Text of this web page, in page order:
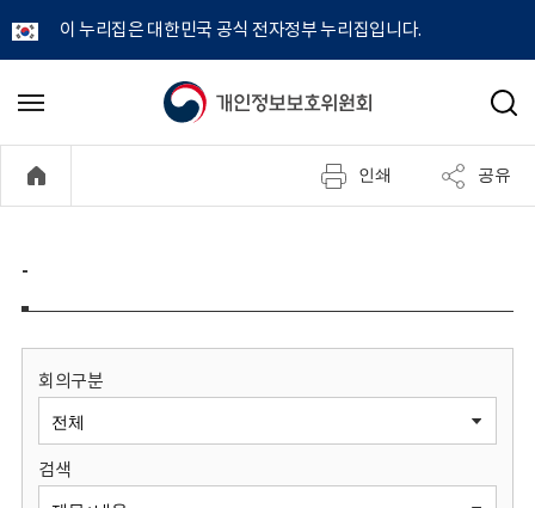
이 누리집은 대한민국 공식 전자정부 누리집입니다.
개
정
보
원
메
기
검
인쇄 공유
-
회의구분
검색